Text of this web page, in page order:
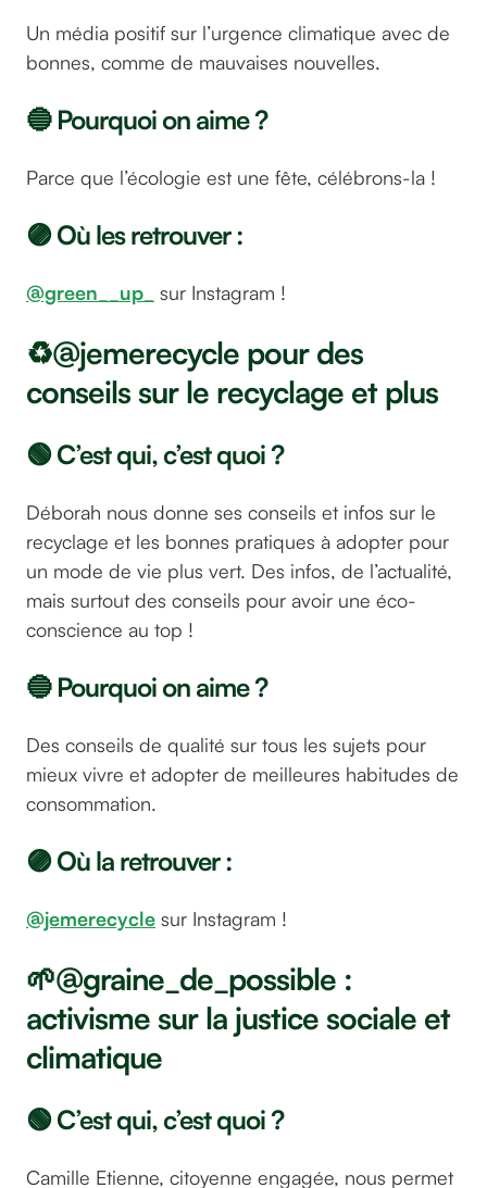
Un média positif sur l’urgence climatique avec de
bonnes, comme de mauvaises nouvelles.
🔵 Pourquoi on aime ?
Parce que l’écologie est une fête, célébrons-la !
🟣 Où les retrouver :
@green__up_ sur Instagram !
♻️@jemerecycle pour des
conseils sur le recyclage et plus
🟢 C’est qui, c’est quoi ?
Déborah nous donne ses conseils et infos sur le
recyclage et les bonnes pratiques à adopter pour
un mode de vie plus vert. Des infos, de l’actualité,
mais surtout des conseils pour avoir une éco-
conscience au top !
🔵 Pourquoi on aime ?
Des conseils de qualité sur tous les sujets pour
mieux vivre et adopter de meilleures habitudes de
consommation.
🟣 Où la retrouver :
@jemerecycle sur Instagram !
🌱@graine_de_possible :
activisme sur la justice sociale et
climatique
🟢 C’est qui, c’est quoi ?
Camille Etienne, citoyenne engagée, nous permet